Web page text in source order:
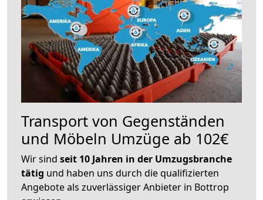
Transport von Gegenständen
und Möbeln Umzüge ab 102€
Wir sind seit 10 Jahren in der Umzugsbranche
tätig und haben uns durch die qualifizierten
Angebote als zuverlässiger Anbieter in Bottrop